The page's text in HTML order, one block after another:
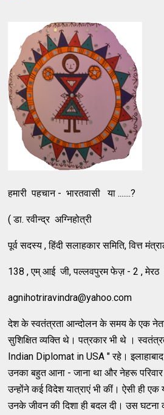
हमारी पहचान - भारतवासी या .......?
( डा. रवीन्द्र अग्निहोत्री
पूर्व सदस्य , हिंदी सलाहकार समिति, वित्त
138 , एम् आई जी, पल्लवपुरम फेज़ - 2 ,
agnihotriravindra@yahoo.com
देश के स्वतंत्रता आन्दोलन के समय के एक
सुशिक्षित व्यक्ति थे। पत्रकार भी थे ।
Indian Diplomat in USA " रहे।
उनका बहुत आना - जाना था और नेहरू
उन्होंने कई विदेश यात्राएं भी कीं। ऐसी ही
उनके जीवन की दिशा ही बदल दी। उस घटना